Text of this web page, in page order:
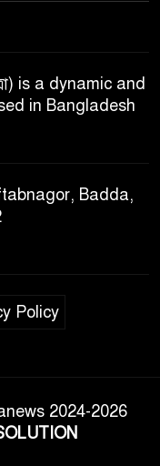
is a dynamic and
in Bangladesh
Badda,
Policy
2024-2026